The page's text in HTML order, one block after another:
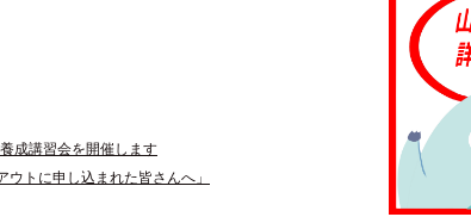
成講習会を開催します
ウトに申し込まれた皆さんへ」